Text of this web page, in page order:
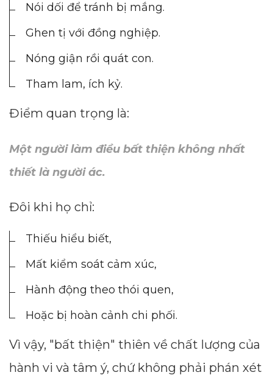
Nói dối để tránh bị mắng.
Ghen tị với đồng nghiệp.
Nóng giận rồi quát con.
Tham lam, ích kỷ.
Điểm quan trọng là:
Một người làm điều bất thiện không nhất
thiết là người ác.
Đôi khi họ chỉ:
Thiếu hiểu biết,
Mất kiểm soát cảm xúc,
Hành động theo thói quen,
Hoặc bị hoàn cảnh chi phối.
Vì vậy, "bất thiện" thiên về chất lượng của
hành vi và tâm ý, chứ không phải phán xét